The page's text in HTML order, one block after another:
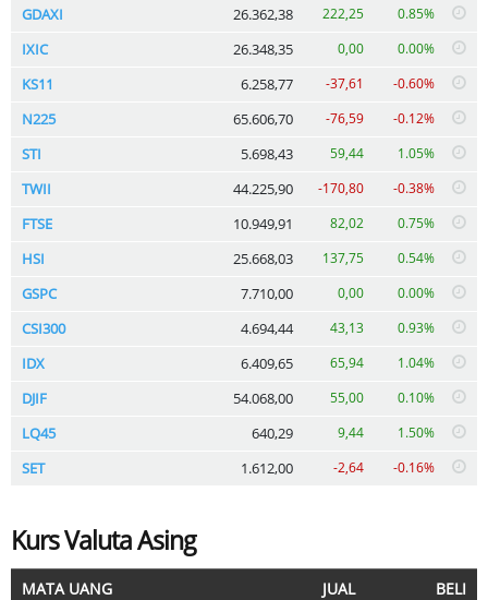
GDAXI 26.362,38 222,25 0.85%
IXIC 26.348,35 0,00 0.00%
KS11 6.258,77 -37,61 -0.60%
N225 65.606,70 -76,59 -0.12%
STI 5.698,43 59,44 1.05%
TWII 44.225,90 -170,80 -0.38%
FTSE 10.949,91 82,02 0.75%
HSI 25.668,03 137,75 0.54%
GSPC 7.710,00 0,00 0.00%
CSI300 4.694,44 43,13 0.93%
IDX 6.409,65 65,94 1.04%
DJIF 54.068,00 55,00 0.10%
LQ45 640,29 9,44 1.50%
SET 1.612,00 -2,64 -0.16%
Kurs Valuta Asing
MATA UANG JUAL
BELI